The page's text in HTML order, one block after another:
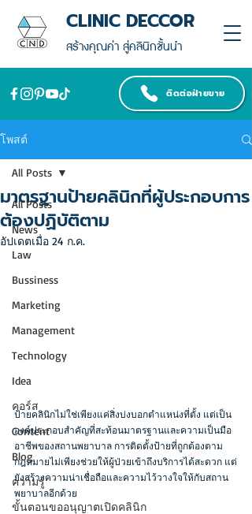
สร้างคุณค่า สู่คลินิกชั้นนำ
CLINIC DECCOR
ติดต่อฝ่ายขาย
โพสต์
All Posts
News
Law
Bussiness
Marketing
Management
Technology
Idea
คอร์ส
Content
Blog
ความรู้
ขั้นตอนขออนุญาตเปิดคลินิก
All Posts
มาตรฐานป้ายคลินิกที่ผู้ประกอบการ
ต้องปฏิบัติตาม
อัปเดตเมื่อ 24 ก.ค.
ป้ายคลินิกไม่ใช่เพียงแค่สิ่งบ่งบอกตำแหน่งที่ตั้ง แต่เป็น
องค์ประกอบสำคัญที่สะท้อนมาตรฐานและความเป็นมือ
อาชีพของสถานพยาบาล การติดตั้งป้ายที่ถูกต้องตาม
กฎหมายไม่เพียงช่วยให้ผู้ป่วยเข้าถึงบริการได้สะดวก แต่
ยังสร้างความน่าเชื่อถือและความไว้วางใจให้กับสถาน
พยาบาลอีกด้วย